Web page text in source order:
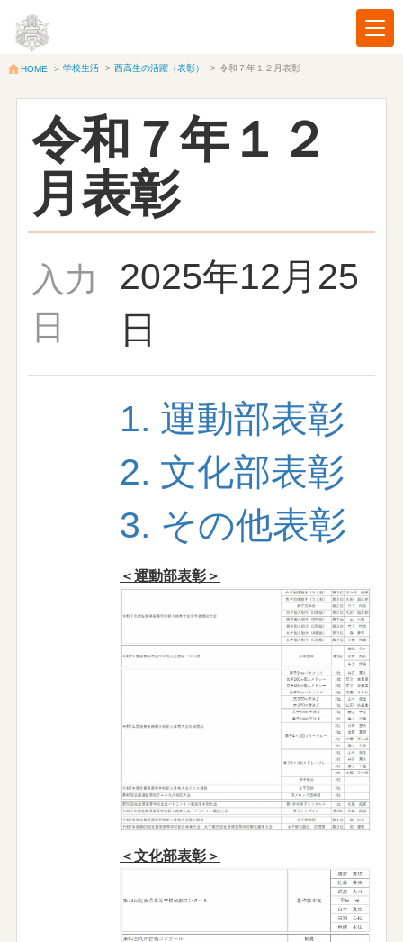
HOME > 学校生活 > 西高生の活躍（表彰） > 令和７年１２月表彰
令和７年１２
月表彰
入力
日
2025年12月25
日
1. 運動部表彰
2. 文化部表彰
3. その他表彰
＜運動部表彰＞
＜文化部表彰＞